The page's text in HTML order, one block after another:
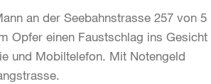
an der Seebahnstrasse 257 von 5
Opfer einen Faustschlag ins Gesicht
und Mobiltelefon. Mit Notengeld